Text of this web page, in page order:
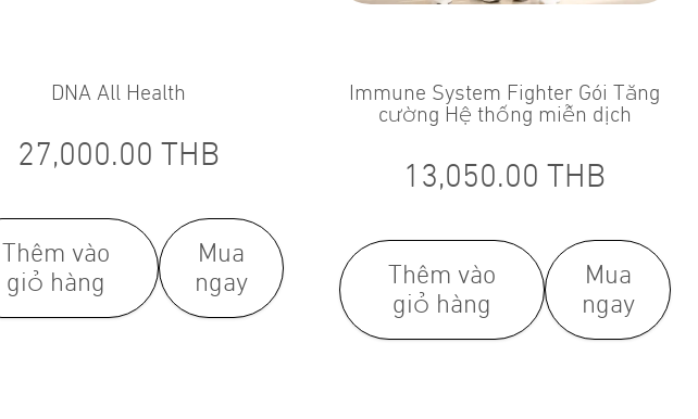
DNA All Health
27,000.00 THB
Thêm vào
giỏ hàng
Mua
ngay
Immune System Fighter Gói Tăng
cường Hệ thống miễn dịch
13,050.00 THB
Thêm vào
giỏ hàng
Mua
ngay